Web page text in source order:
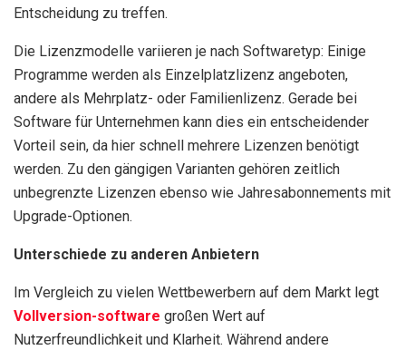
Entscheidung zu treffen.
Die Lizenzmodelle variieren je nach Softwaretyp: Einige
Programme werden als Einzelplatzlizenz angeboten,
andere als Mehrplatz- oder Familienlizenz. Gerade bei
Software für Unternehmen kann dies ein entscheidender
Vorteil sein, da hier schnell mehrere Lizenzen benötigt
werden. Zu den gängigen Varianten gehören zeitlich
unbegrenzte Lizenzen ebenso wie Jahresabonnements mit
Upgrade-Optionen.
Unterschiede zu anderen Anbietern
Im Vergleich zu vielen Wettbewerbern auf dem Markt legt
Vollversion-software großen Wert auf
Nutzerfreundlichkeit und Klarheit. Während andere